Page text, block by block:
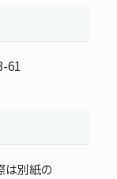
61
は別紙の